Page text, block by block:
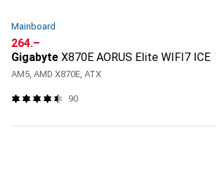
Mainboard
CHF
264.–
Gigabyte X870E AORUS Elite WIFI7 ICE
AM5, AMD X870E, ATX
90